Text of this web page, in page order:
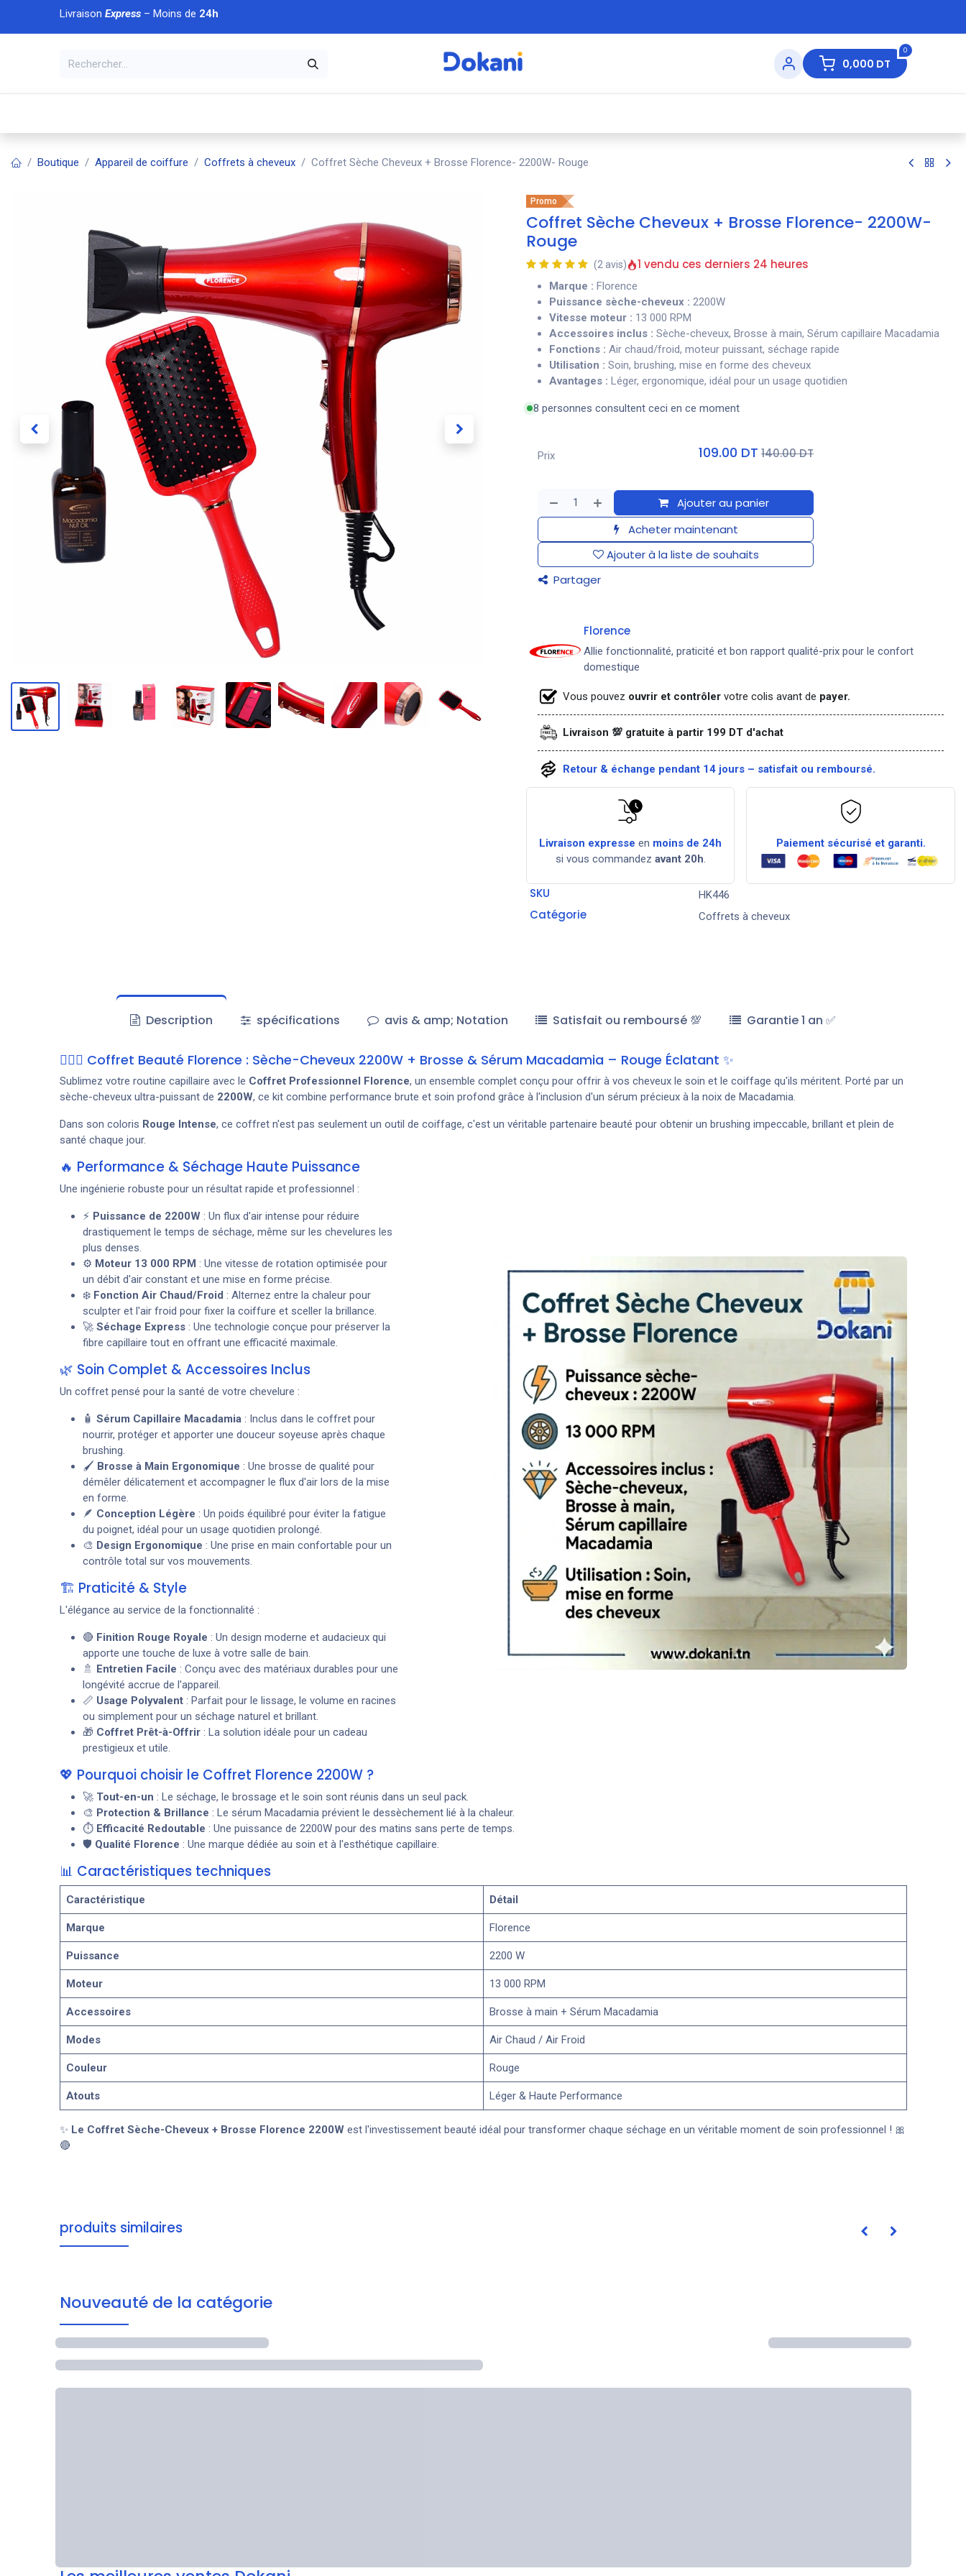
Se rendre au contenu
Livraison Express– Moins de 24h
0
0,000 DT
À DÉCOUVRIR
Boutique Appareil de coiffure Coffrets à cheveux Coffret Sèche Cheveux + Brosse Florence- 2200W- Rouge
Promo
Coffret Sèche Cheveux + Brosse Florence- 2200W-
Rouge
(2 avis) 1 vendu ces derniers 24 heures
Marque : Florence
Puissance sèche-cheveux : 2200W
Vitesse moteur : 13 000 RPM
Accessoires inclus : Sèche-cheveux, Brosse à main, Sérum capillaire Macadamia
Fonctions : Air chaud/froid, moteur puissant, séchage rapide
Utilisation : Soin, brushing, mise en forme des cheveux
Avantages : Léger, ergonomique, idéal pour un usage quotidien
8 personnes consultent ceci en ce moment
Ajouter au panier
Acheter maintenant
Ajouter à la liste de souhaits
Partager
Prix 109.00 DT 140.00 DT
​Florence
Allie fonctionnalité, praticité et bon rapport qualité-prix pour le confort
domestique
Vous pouvez ouvrir et contrôler votre colis avant de payer.
Livraison 💯 gratuite à partir 199 DT d'achat
Retour & échange pendant 14 jours – satisfait ou remboursé.
Livraison expresse en moins de 24h
si vous commandez avant 20h.
Paiement sécurisé et garanti.
SKU HK446
Catégorie Coffrets à cheveux
Description spécifications avis & amp; Notation Satisfait ou remboursé 💯 Garantie 1 an ✅
💇‍♀️✨ Coffret Beauté Florence : Sèche-Cheveux 2200W + Brosse & Sérum Macadamia – Rouge Éclatant ✨
Sublimez votre routine capillaire avec le Coffret Professionnel Florence, un ensemble complet conçu pour offrir à vos cheveux le soin et le coiffage qu'ils méritent. Porté par un
sèche-cheveux ultra-puissant de 2200W, ce kit combine performance brute et soin profond grâce à l'inclusion d'un sérum précieux à la noix de Macadamia.
Dans son coloris Rouge Intense, ce coffret n'est pas seulement un outil de coiffage, c'est un véritable partenaire beauté pour obtenir un brushing impeccable, brillant et plein de
santé chaque jour.
🔥 Performance & Séchage Haute Puissance
Une ingénierie robuste pour un résultat rapide et professionnel :
⚡ Puissance de 2200W: Un flux d'air intense pour réduire
drastiquement le temps de séchage, même sur les chevelures les
plus denses.
⚙️ Moteur 13 000 RPM : Une vitesse de rotation optimisée pour
un débit d'air constant et une mise en forme précise.
❄️ Fonction Air Chaud/Froid : Alternez entre la chaleur pour
sculpter et l'air froid pour fixer la coiffure et sceller la brillance.
🚀 Séchage Express: Une technologie conçue pour préserver la
fibre capillaire tout en offrant une efficacité maximale.
🌿 Soin Complet & Accessoires Inclus
Un coffret pensé pour la santé de votre chevelure :
🧴 Sérum Capillaire Macadamia: Inclus dans le coffret pour
nourrir, protéger et apporter une douceur soyeuse après chaque
brushing.
🖌️ Brosse à Main Ergonomique : Une brosse de qualité pour
démêler délicatement et accompagner le flux d'air lors de la mise
en forme.
🪶 Conception Légère : Un poids équilibré pour éviter la fatigue
du poignet, idéal pour un usage quotidien prolongé.
🎨 Design Ergonomique : Une prise en main confortable pour un
contrôle total sur vos mouvements.
🏗️ Praticité & Style
L'élégance au service de la fonctionnalité :
🔴 Finition Rouge Royale : Un design moderne et audacieux qui
apporte une touche de luxe à votre salle de bain.
🚿 Entretien Facile : Conçu avec des matériaux durables pour une
longévité accrue de l'appareil.
📏 Usage Polyvalent: Parfait pour le lissage, le volume en racines
ou simplement pour un séchage naturel et brillant.
🎁 Coffret Prêt-à-Offrir: La solution idéale pour un cadeau
prestigieux et utile.
💖 Pourquoi choisir le Coffret Florence 2200W ?
🚀 Tout-en-un : Le séchage, le brossage et le soin sont réunis dans un seul pack.
🎨 Protection & Brillance : Le sérum Macadamia prévient le dessèchement lié à la chaleur.
⏱️ Efficacité Redoutable : Une puissance de 2200W pour des matins sans perte de temps.
🛡️ Qualité Florence : Une marque dédiée au soin et à l'esthétique capillaire.
📊 Caractéristiques techniques
Caractéristique Détail
Marque Florence
Puissance 2200 W
Moteur 13 000 RPM
Accessoires Brosse à main + Sérum Macadamia
Modes Air Chaud / Air Froid
Couleur Rouge
Atouts Léger & Haute Performance
✨ Le Coffret Sèche-Cheveux + Brosse Florence 2200West l'investissement beauté idéal pour transformer chaque séchage en un véritable moment de soin professionnel ! 🎀
🔴
produits similaires
Nouveauté de la catégorie